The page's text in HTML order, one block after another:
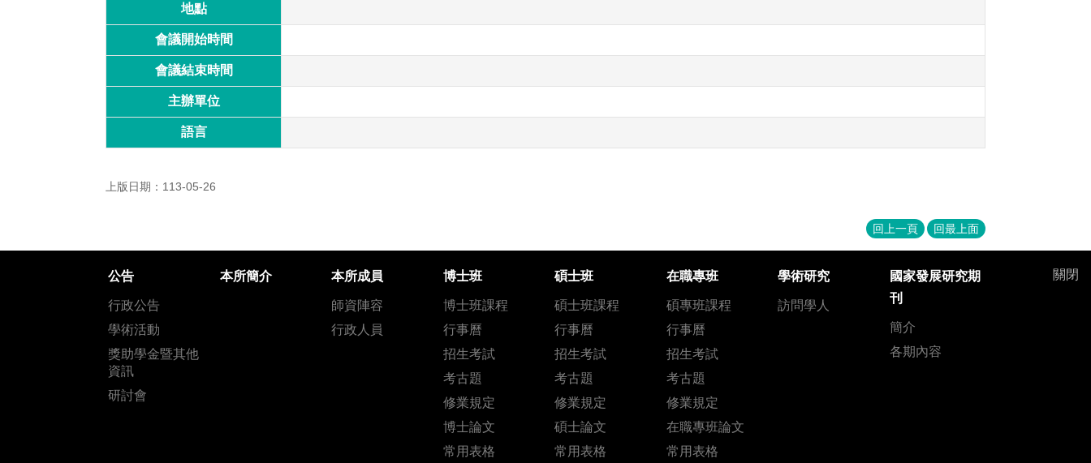
地點
會議開始時間
會議結束時間
主辦單位
語言
上版日期：113-05-26
回上一頁 回最上面
關閉
公告
行政公告
學術活動
獎助學金暨其他
資訊
研討會
本所簡介 本所成員
師資陣容
行政人員
博士班
博士班課程
行事曆
招生考試
考古題
修業規定
博士論文
常用表格
碩士班
碩士班課程
行事曆
招生考試
考古題
修業規定
碩士論文
常用表格
在職專班
碩專班課程
行事曆
招生考試
考古題
修業規定
在職專班論文
常用表格
學術研究
訪問學人
國家發展研究期
刊
簡介
各期內容